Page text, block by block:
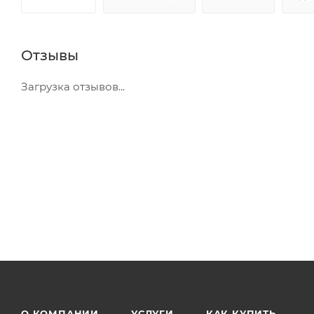
Отзывы
Загрузка отзывов...